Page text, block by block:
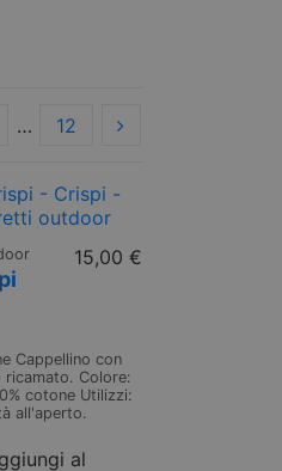
… 12
15,00 €
Cappellino con
Colore:
cotone Utilizzi:
all'aperto.
al